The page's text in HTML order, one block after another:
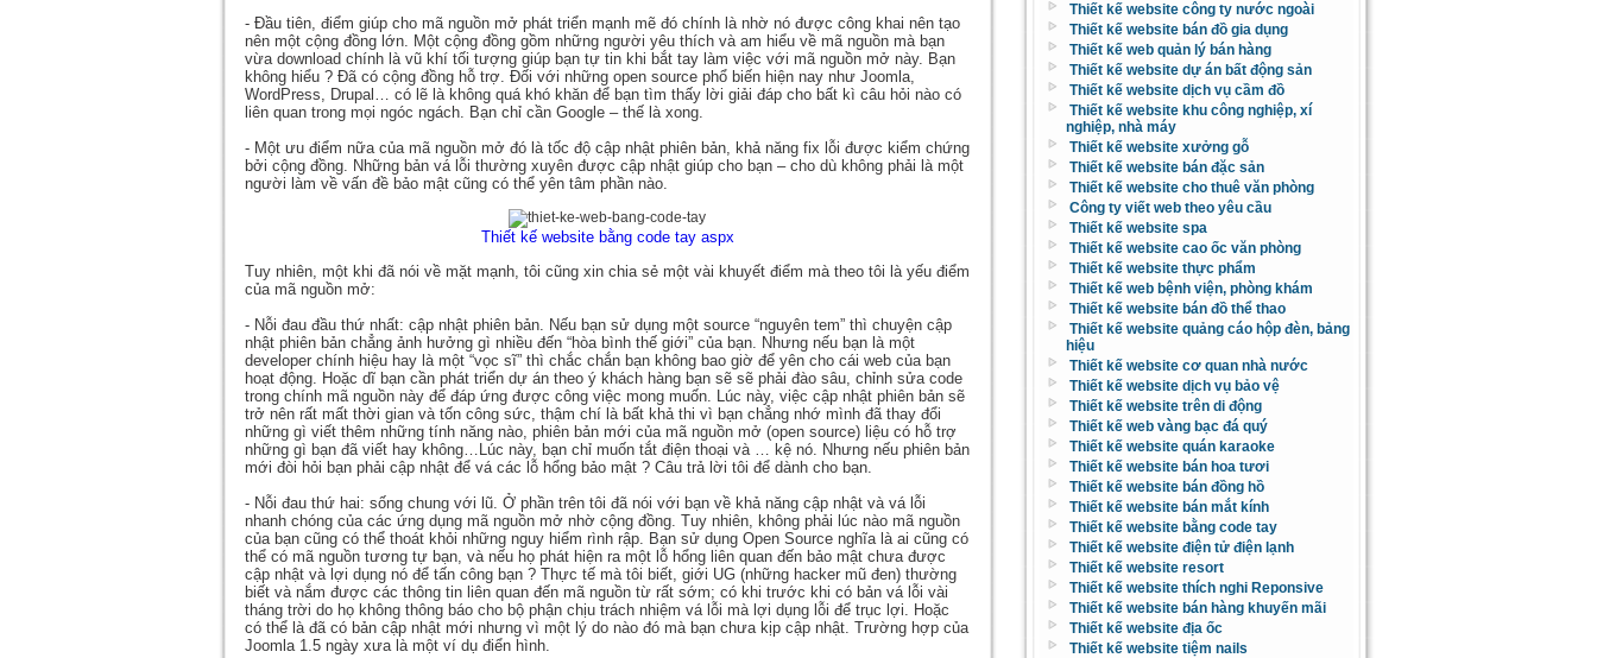
- Đầu tiên, điểm giúp cho mã nguồn mở phát triển mạnh mẽ đó chính là nhờ nó được công khai nên tạo
nên một cộng đồng lớn. Một cộng đồng gồm những người yêu thích và am hiểu về mã nguồn mà bạn
vừa download chính là vũ khí tối tượng giúp bạn tự tin khi bắt tay làm việc với mã nguồn mở này. Bạn
không hiểu ? Đã có cộng đồng hỗ trợ. Đối với những open source phổ biến hiện nay như Joomla,
WordPress, Drupal… có lẽ là không quá khó khăn để bạn tìm thấy lời giải đáp cho bất kì câu hỏi nào có
liên quan trong mọi ngóc ngách. Bạn chỉ cần Google – thế là xong.
- Một ưu điểm nữa của mã nguồn mở đó là tốc độ cập nhật phiên bản, khả năng fix lỗi được kiểm chứng
bởi cộng đồng. Những bản vá lỗi thường xuyên được cập nhật giúp cho bạn – cho dù không phải là một
người làm về vấn đề bảo mật cũng có thể yên tâm phần nào.
Thiết kế website bằng code tay aspx
Tuy nhiên, một khi đã nói về mặt mạnh, tôi cũng xin chia sẻ một vài khuyết điểm mà theo tôi là yếu điểm
của mã nguồn mở:
- Nỗi đau đầu thứ nhất: cập nhật phiên bản. Nếu bạn sử dụng một source “nguyên tem” thì chuyện cập
nhật phiên bản chẳng ảnh hưởng gì nhiều đến “hòa bình thế giới” của bạn. Nhưng nếu bạn là một
developer chính hiệu hay là một “vọc sĩ” thì chắc chắn bạn không bao giờ để yên cho cái web của bạn
hoạt động. Hoặc dĩ bạn cần phát triển dự án theo ý khách hàng bạn sẽ sẽ phải đào sâu, chỉnh sửa code
trong chính mã nguồn này để đáp ứng được công việc mong muốn. Lúc này, việc cập nhật phiên bản sẽ
trở nên rất mất thời gian và tốn công sức, thậm chí là bất khả thi vì bạn chẳng nhớ mình đã thay đổi
những gì viết thêm những tính năng nào, phiên bản mới của mã nguồn mở (open source) liệu có hỗ trợ
những gì bạn đã viết hay không…Lúc này, bạn chỉ muốn tắt điện thoại và … kệ nó. Nhưng nếu phiên bản
mới đòi hỏi bạn phải cập nhật để vá các lỗ hổng bảo mật ? Câu trả lời tôi để dành cho bạn.
- Nỗi đau thứ hai: sống chung với lũ. Ở phần trên tôi đã nói với bạn về khả năng cập nhật và vá lỗi
nhanh chóng của các ứng dụng mã nguồn mở nhờ cộng đồng. Tuy nhiên, không phải lúc nào mã nguồn
của bạn cũng có thể thoát khỏi những nguy hiểm rình rập. Bạn sử dụng Open Source nghĩa là ai cũng có
thể có mã nguồn tương tự bạn, và nếu họ phát hiện ra một lỗ hổng liên quan đến bảo mật chưa được
cập nhật và lợi dụng nó để tấn công bạn ? Thực tế mà tôi biết, giới UG (những hacker mũ đen) thường
biết và nắm được các thông tin liên quan đến mã nguồn từ rất sớm; có khi trước khi có bản vá lỗi vài
tháng trời do họ không thông báo cho bộ phận chịu trách nhiệm vá lỗi mà lợi dụng lỗi để trục lợi. Hoặc
có thể là đã có bản cập nhật mới nhưng vì một lý do nào đó mà bạn chưa kịp cập nhật. Trường hợp của
Joomla 1.5 ngày xưa là một ví dụ điển hình.
Thiết kế website công ty nước ngoài
Thiết kế website bán đồ gia dụng
Thiết kế web quản lý bán hàng
Thiết kế website dự án bất động sản
Thiết kế website dịch vụ cầm đồ
Thiết kế website khu công nghiệp, xí
nghiệp, nhà máy
Thiết kế website xưởng gỗ
Thiết kế website bán đặc sản
Thiết kế website cho thuê văn phòng
Công ty viết web theo yêu cầu
Thiết kế website spa
Thiết kế website cao ốc văn phòng
Thiết kế website thực phẩm
Thiết kế web bệnh viện, phòng khám
Thiết kế website bán đồ thể thao
Thiết kế website quảng cáo hộp đèn, bảng
hiệu
Thiết kế website cơ quan nhà nước
Thiết kế website dịch vụ bảo vệ
Thiết kế website trên di động
Thiết kế web vàng bạc đá quý
Thiết kế website quán karaoke
Thiết kế website bán hoa tươi
Thiết kế website bán đồng hồ
Thiết kế website bán mắt kính
Thiết kế website bằng code tay
Thiết kế website điện tử điện lạnh
Thiết kế website resort
Thiết kế website thích nghi Reponsive
Thiết kế website bán hàng khuyến mãi
Thiết kế website địa ốc
Thiết kế website tiệm nails